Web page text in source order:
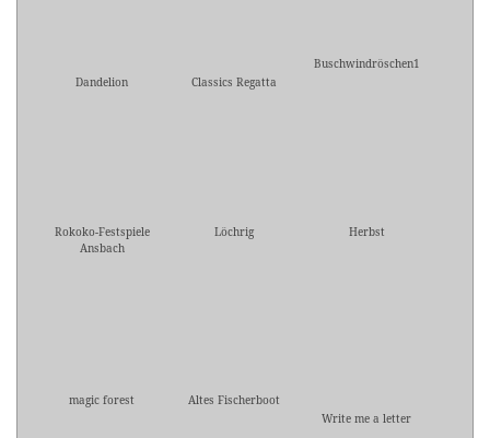
Dandelion Classics Regatta
Buschwindröschen1
Rokoko-Festspiele
Ansbach
Löchrig Herbst
magic forest
Altes Fischerboot
Write me a letter